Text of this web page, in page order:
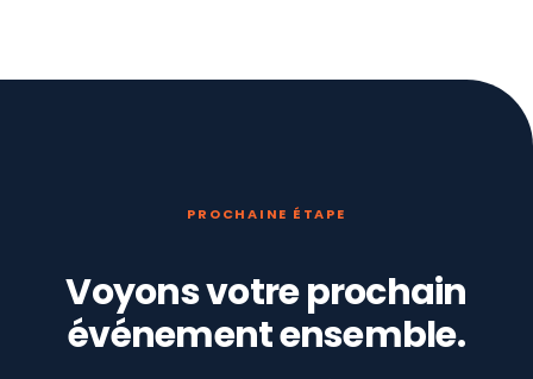
PROCHAINE ÉTAPE
Voyons votre prochain
événement ensemble.